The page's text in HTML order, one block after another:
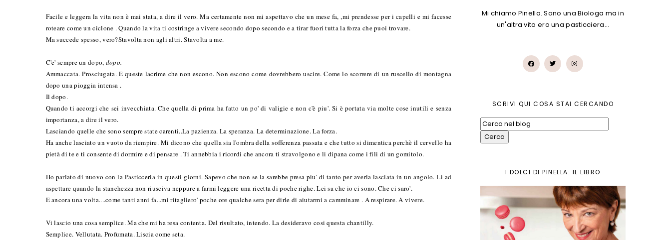
Facile e leggera la vita non è mai stata, a dire il vero. Ma certamente non mi aspettavo che un mese fa, ,mi prendesse per i capelli e mi facesse
roteare come un ciclone . Quando la vita ti costringe a vivere secondo dopo secondo e a tirar fuori tutta la forza che puoi trovare.
Ma succede spesso, vero?Stavolta non agli altri. Stavolta a me.
C'e' sempre un dopo, dopo.
Ammaccata. Prosciugata. E queste lacrime che non escono. Non escono come dovrebbero uscire. Come lo scorrere di un ruscello di montagna
dopo una pioggia intensa .
Il dopo.
Quando ti accorgi che sei invecchiata. Che quella di prima ha fatto un po' di valigie e non c'è piu'. Si è portata via molte cose inutili e senza
importanza, a dire il vero.
Lasciando quelle che sono sempre state carenti..La pazienza. La speranza. La determinazione. La forza.
Ha anche lasciato un vuoto da riempire. Mi dicono che quella sia l'ombra della sofferenza passata e che tutto si dimentica perchè il cervello ha
pietà di te e ti consente di dormire e di pensare . Ti annebbia i ricordi che ancora ti stravolgono e li dipana come i fili di un gomitolo.
Ho parlato di nuovo con la Pasticceria in questi giorni. Sapevo che non se la sarebbe presa piu' di tanto per averla lasciata in un angolo. Lì ad
aspettare quando la stanchezza non riusciva neppure a farmi leggere una ricetta di poche righe. Lei sa che io ci sono. Che ci saro'.
E ancora una volta....come tanti anni fa...mi ritagliero' poche ore qualche sera per dirle di aiutarmi a camminare . A respirare. A vivere.
Vi lascio una cosa semplice. Ma che mi ha resa contenta. Del risultato, intendo. La desideravo cosi questa chantilly.
Semplice. Vellutata. Profumata. Liscia come seta.
Mi chiamo Pinella. Sono una Biologa ma in
un'altra vita ero una pasticciera…
SCRIVI QUI COSA STAI CERCANDO
I DOLCI DI PINELLA: IL LIBRO